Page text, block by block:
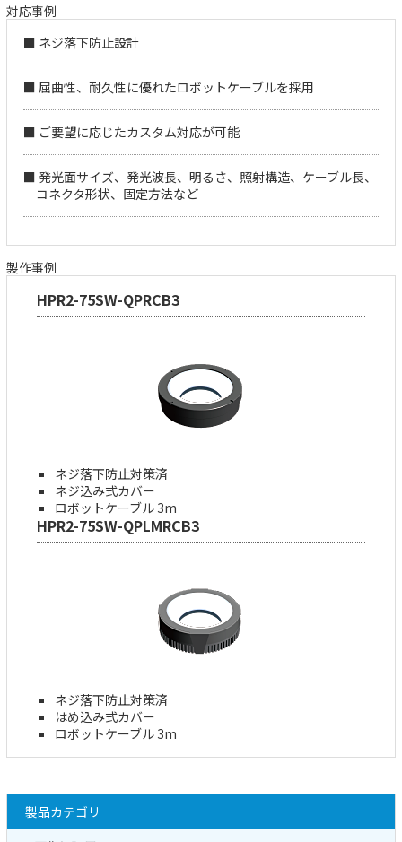
対応事例
■ ネジ落下防止設計
■ 屈曲性、耐久性に優れたロボットケーブルを採用
■ ご要望に応じたカスタム対応が可能
■ 発光面サイズ、発光波長、明るさ、照射構造、ケーブル長、
コネクタ形状、固定方法など
製作事例
HPR2-75SW-QPRCB3
ネジ落下防止対策済
ネジ込み式カバー
ロボットケーブル 3m
HPR2-75SW-QPLMRCB3
ネジ落下防止対策済
はめ込み式カバー
ロボットケーブル 3m
製品カテゴリ